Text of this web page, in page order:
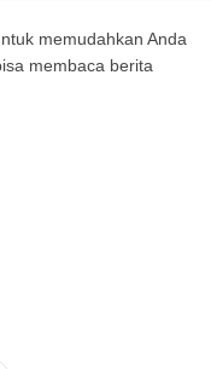
memudahkan Anda
membaca berita